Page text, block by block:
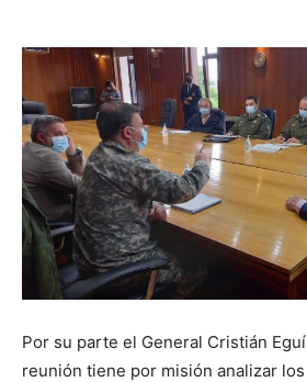
Por su parte el General Cristián
reunión tiene por misión analizar